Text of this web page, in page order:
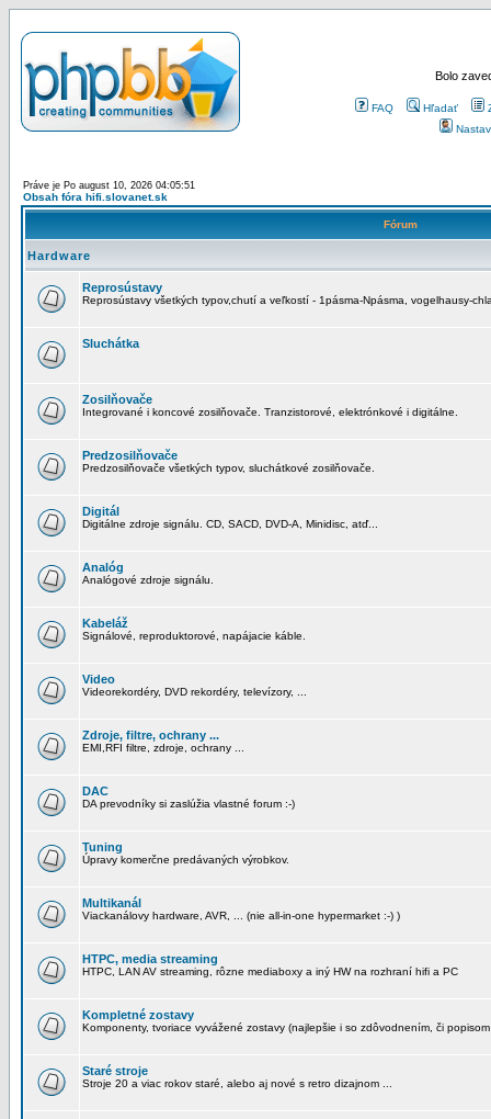
Bolo
FAQ Hľadať
Práve je Po august 10, 2026 04:05:51
Obsah fóra hifi.slovanet.sk
Fórum
Hardware
Reprosústavy
Reprosústavy všetkých typov,chutí a veľkostí - 1pásma-Npásma, vogelhausy-
Sluchátka
Zosilňovače
Integrované i koncové zosilňovače. Tranzistorové, elektrónkové i digitálne.
Predzosilňovače
Predzosilňovače všetkých typov, sluchátkové zosilňovače.
Digitál
Digitálne zdroje signálu. CD, SACD, DVD-A, Minidisc, atď...
Analóg
Analógové zdroje signálu.
Kabeláž
Signálové, reproduktorové, napájacie káble.
Video
Videorekordéry, DVD rekordéry, televízory, ...
Zdroje, filtre, ochrany ...
EMI,RFI filtre, zdroje, ochrany ...
DAC
DA prevodníky si zaslúžia vlastné forum :-)
Tuning
Úpravy komerčne predávaných výrobkov.
Multikanál
Viackanálovy hardware, AVR, ... (nie all-in-one hypermarket :-) )
HTPC, media streaming
HTPC, LAN AV streaming, rôzne mediaboxy a iný HW na rozhraní hifi a PC
Kompletné zostavy
Komponenty, tvoriace vyvážené zostavy (najlepšie i so zdôvodnením, či
Staré stroje
Stroje 20 a viac rokov staré, alebo aj nové s retro dizajnom ...